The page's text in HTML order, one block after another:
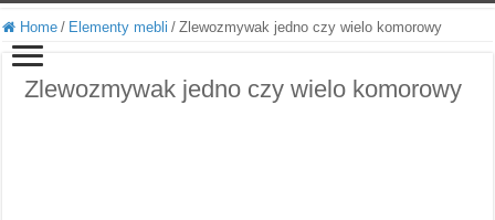
Home / Elementy mebli / Zlewozmywak jedno czy wielo komorowy
Zlewozmywak jedno czy wielo komorowy